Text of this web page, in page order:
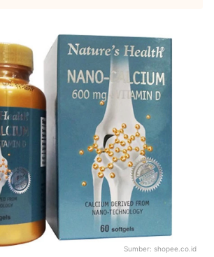
Sumber: shopee.co.id